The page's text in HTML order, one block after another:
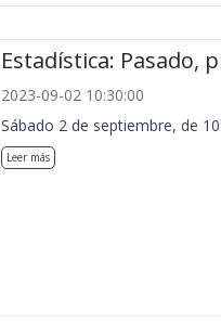
Estadística: Pasado,
2023-09-02 10:30:00
Sábado 2 de septiembre, de
Leer más